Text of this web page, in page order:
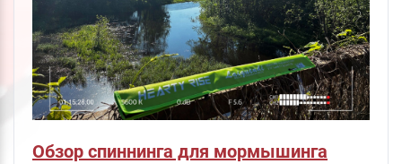
Обзор спиннинга для мормышинга